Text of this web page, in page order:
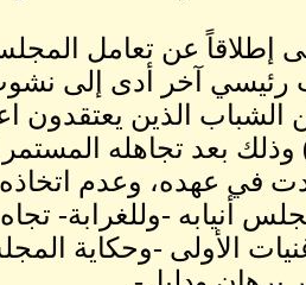
إطلاقاً عن تعامل
رئيسي آخر أدى إلى
الشباب الذين يعتقدون
وذلك بعد تجاهله المستمر
في عهده، وعدم
أنيابه -وللغرابة-
الأولى -وحكاية